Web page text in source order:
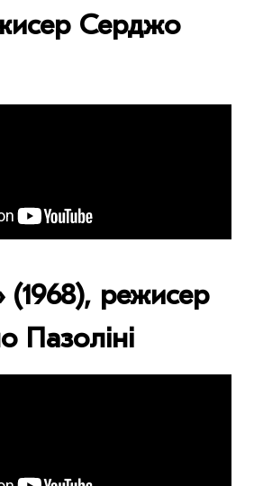
Серджо
(1968), режисер
Пазоліні